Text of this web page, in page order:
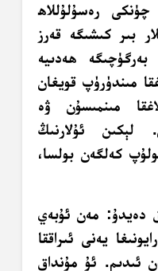
چۈنكى رەسۇلۇللاھ
بىر كىشىگە قەرز
ھەدىيە
مىندۈرۈپ قويغان
مىنمىسۇن ۋە
لېكىن ئۇلارنىڭ
كەلگەن بولسا،
دەيدۇ: مەن ئۇبەي
يەنى ئىراققا
ئىدىم. ئۇ مۇنداق